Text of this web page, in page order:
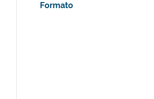
Formato